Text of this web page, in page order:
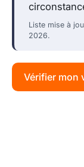
Liste mise à
2026.
Vérifier mon